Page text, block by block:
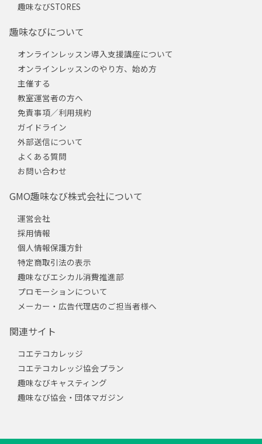
趣味なびSTORES
趣味なびについて
オンラインレッスン導入支援講座について
オンラインレッスンのやり方、始め方
主催する
教室運営者の方へ
免責事項／利用規約
ガイドライン
外部送信について
よくある質問
お問い合わせ
GMO趣味なび株式会社について
運営会社
採用情報
個人情報保護方針
特定商取引法の表示
趣味なびエシカル消費推進部
プロモーションについて
メーカー・広告代理店のご担当者様へ
関連サイト
コエテコカレッジ
コエテコカレッジ協会プラン
趣味なびキャスティング
趣味なび協会・団体マガジン